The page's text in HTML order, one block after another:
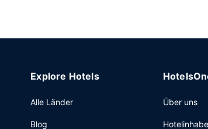
Explore Hotels
Alle Länder
Blog
Über uns